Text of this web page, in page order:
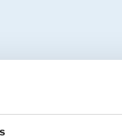
vom
10 sind dauerhaft